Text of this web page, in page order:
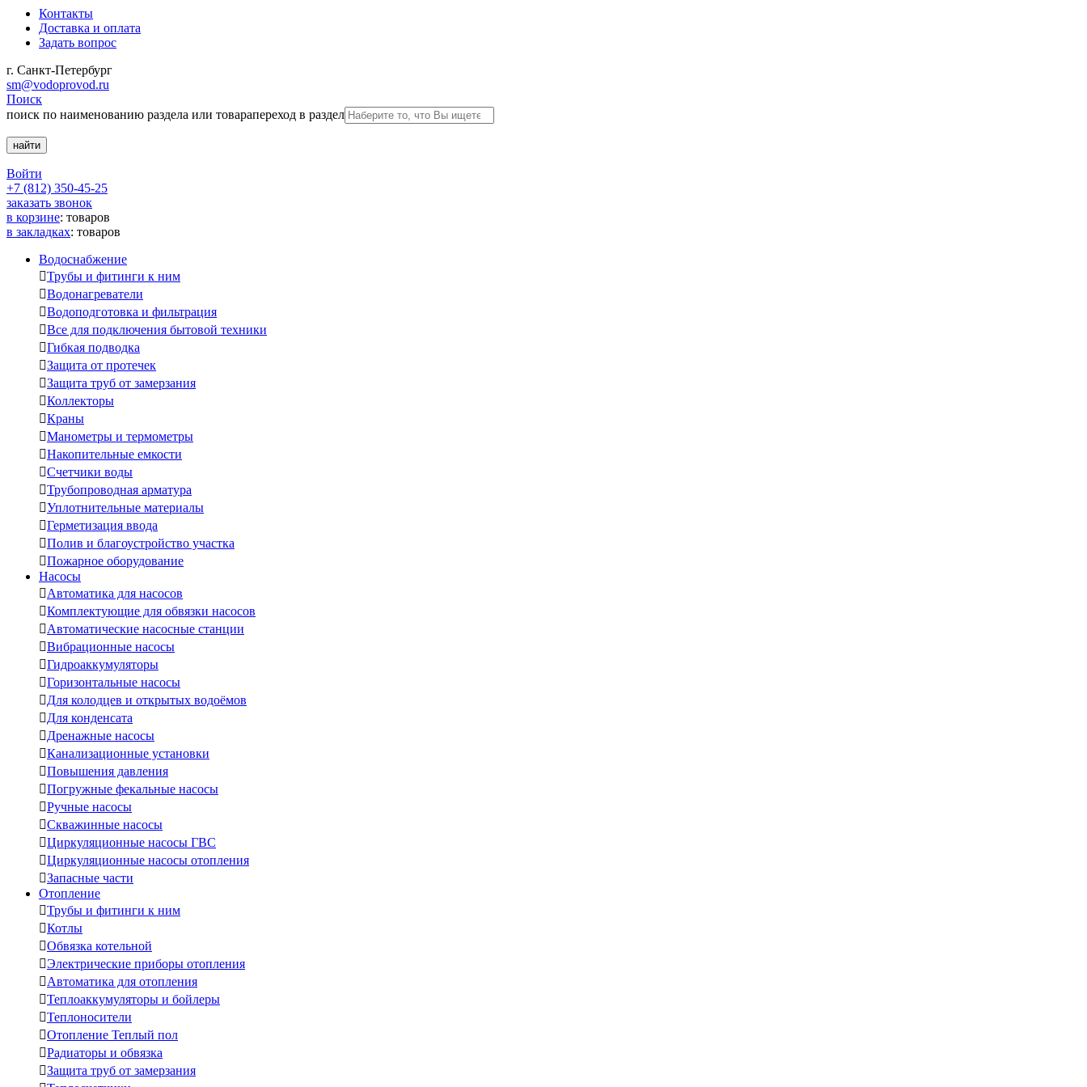
Контакты
Доставка и оплата
Задать вопрос
г. Санкт-Петербург
sm@vodoprovod.ru
Поиск
поиск по наименованию раздела или товарапереход в раздел
Войти
+7 (812) 350-45-25
заказать звонок
в корзине: товаров
в закладках: товаров
Водоснабжение
Трубы и фитинги к ним
Водонагреватели
Водоподготовка и фильтрация
Все для подключения бытовой техники
Гибкая подводка
Защита от протечек
Защита труб от замерзания
Коллекторы
Краны
Манометры и термометры
Накопительные емкости
Счетчики воды
Трубопроводная арматура
Уплотнительные материалы
Герметизация ввода
Полив и благоустройство участка
Пожарное оборудование
Насосы
Автоматика для насосов
Комплектующие для обвязки насосов
Автоматические насосные станции
Вибрационные насосы
Гидроаккумуляторы
Горизонтальные насосы
Для колодцев и открытых водоёмов
Для конденсата
Дренажные насосы
Канализационные установки
Повышения давления
Погружные фекальные насосы
Ручные насосы
Скважинные насосы
Циркуляционные насосы ГВС
Циркуляционные насосы отопления
Запасные части
Отопление
Трубы и фитинги к ним
Котлы
Обвязка котельной
Электрические приборы отопления
Автоматика для отопления
Теплоаккумуляторы и бойлеры
Теплоносители
Отопление Теплый пол
Радиаторы и обвязка
Защита труб от замерзания